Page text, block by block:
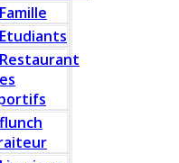
Famille
Etudiants
Restaurant
flunch